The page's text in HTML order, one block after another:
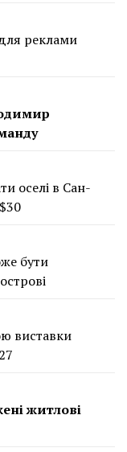
реклами
оселі в Сан-
бути
виставки
житлові